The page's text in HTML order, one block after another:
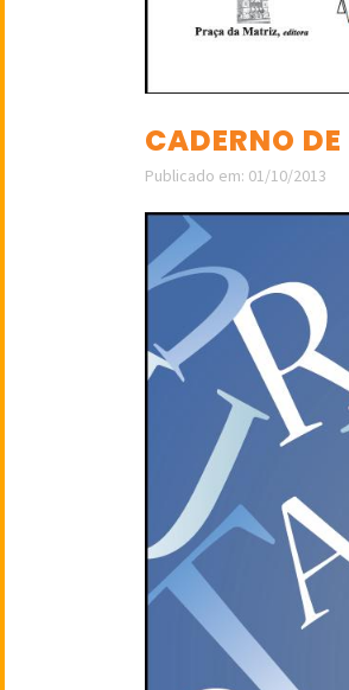
CADERNO
Publicado em: 01/10/2013